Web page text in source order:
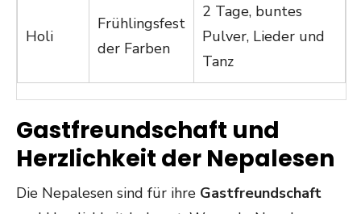
Holi
Frühlingsfest
der Farben
2 Tage, buntes
Pulver, Lieder und
Tanz
Gastfreundschaft und
Herzlichkeit der Nepalesen
Die Nepalesen sind für ihre Gastfreundschaft